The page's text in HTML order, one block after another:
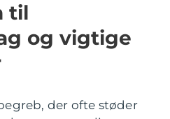
til
og vigtige
der ofte støder